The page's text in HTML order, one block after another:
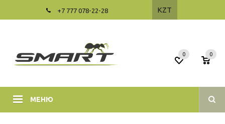
+7 777 078-22-28 KZT
МЕНЮ
0
0